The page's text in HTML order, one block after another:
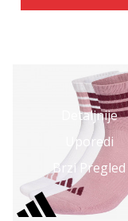
Detaljnije
Uporedi
Brzi Pregled